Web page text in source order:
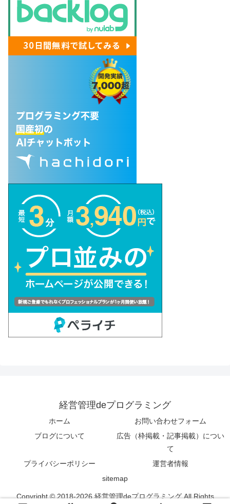
経営管理deプログラミング
ホーム
お問い合わせフォーム
ブログについて
広告（枠掲載・記事掲載）につい
て
プライバシーポリシー
運営者情報
sitemap
Copyright © 2018-2026 経営管理deプログラミング All Rights